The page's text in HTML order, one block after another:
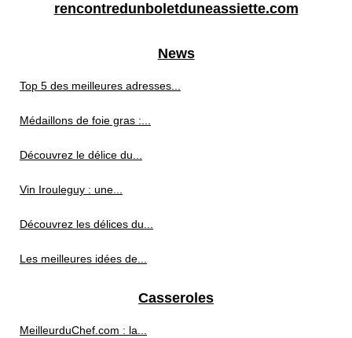
rencontredunboletduneassiette.com
News
Top 5 des meilleures adresses...
Médaillons de foie gras :...
Découvrez le délice du...
Vin Irouleguy : une...
Découvrez les délices du...
Les meilleures idées de...
Casseroles
MeilleurduChef.com : la...